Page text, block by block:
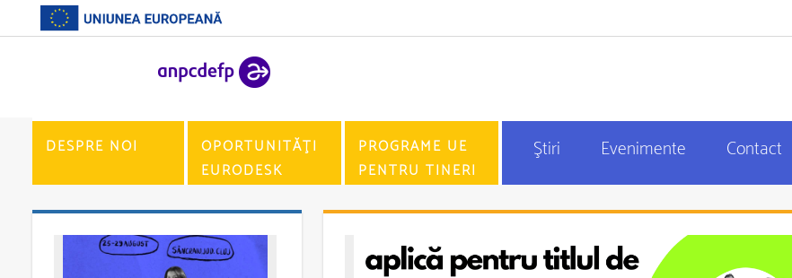
DESPRE NOI
OPORTUNITĂŢI
EURODESK
PROGRAME UE
PENTRU TINERI
Ştiri Evenimente Contact